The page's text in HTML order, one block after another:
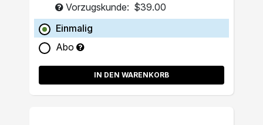
Vorzugskunde: $39.00
Einmalig
Abo
IN DEN WARENKORB